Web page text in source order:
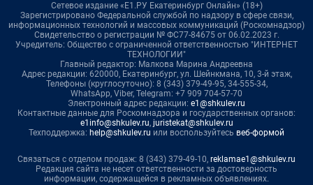
Сетевое издание «Е1.РУ Екатеринбург Онлайн» (18+)
Зарегистрировано Федеральной службой по надзору в сфере связи,
информационных технологий и массовых коммуникаций (Роскомнадзор)
Свидетельство о регистрации № ФС77-84675 от 06.02.2023 г.
Учредитель: Общество с ограниченной ответственностью "ИНТЕРНЕТ
ТЕХНОЛОГИИ"
Главный редактор: Малкова Марина Андреевна
Адрес редакции: 620000, Екатеринбург, ул. Шейнкмана, 10, 3-й этаж,
Телефоны (круглосуточно): 8 (343) 379-49-95, 34-555-34,
WhatsApp, Viber, Telegram: +7 909 704-57-70
Электронный адрес редакции: e1@shkulev.ru
Контактные данные для Роскомнадзора и государственных органов:
e1info@shkulev.ru, juristekat@shkulev.ru
Техподдержка: help@shkulev.ru или воспользуйтесь веб-формой
Связаться с отделом продаж: 8 (343) 379-49-10, reklamae1@shkulev.ru
Редакция сайта не несет ответственности за достоверность
информации, содержащейся в рекламных объявлениях.